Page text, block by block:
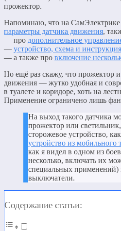
прожектор.
Напоминаю, что на СамЭлектрике
параметры датчика движения,
— про дополнительное
— устройство, схема и
— а также про включение
Но ещё раз скажу, что прожектор
движения — жутко удобная и
в туалете и коридоре, хоть на
Применение ограничено лишь
На выход такого датчика
прожектор или
сторожевое устройство,
устройство из мобильного
как я видел в одном из
несколько, включать их
специальных применений)
выключатели.
Содержание статьи: